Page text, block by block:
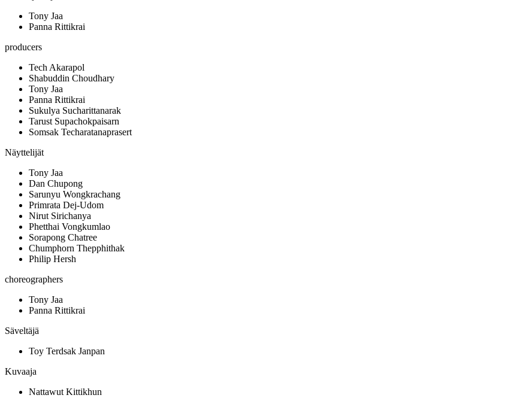
Tony Jaa
Panna Rittikrai
producers
Tech Akarapol
Shabuddin Choudhary
Tony Jaa
Panna Rittikrai
Sukulya Sucharittanarak
Tarust Supachokpaisarn
Somsak Techaratanaprasert
Näyttelijät
Tony Jaa
Dan Chupong
Sarunyu Wongkrachang
Primrata Dej-Udom
Nirut Sirichanya
Phetthai Vongkumlao
Sorapong Chatree
Chumphorn Thepphithak
Philip Hersh
choreographers
Tony Jaa
Panna Rittikrai
Säveltäjä
Toy Terdsak Janpan
Kuvaaja
Nattawut Kittikhun